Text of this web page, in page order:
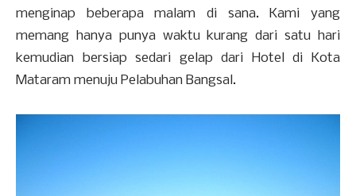
menginap beberapa malam di sana. Kami yang
memang hanya punya waktu kurang dari satu hari
kemudian bersiap sedari gelap dari Hotel di Kota
Mataram menuju Pelabuhan Bangsal.